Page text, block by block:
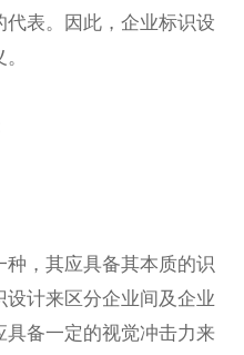
表。因此，企业标识设
，其应具备其本质的识
计来区分企业间及企业
备一定的视觉冲击力来